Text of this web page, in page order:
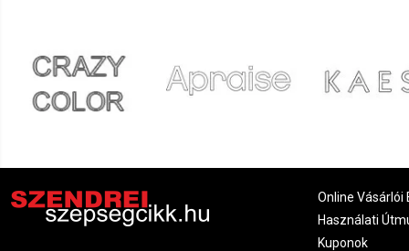
Online Vásárlói
Használati
Kuponok